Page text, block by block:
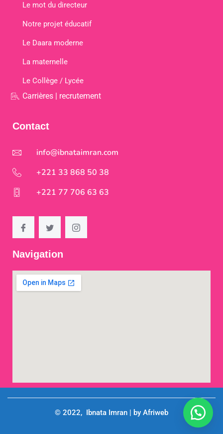
Le mot du directeur
Notre projet éducatif
Le Daara moderne
La maternelle
Le Collège / Lycée
Carrières | recrutement
Contact
info@ibnataimran.com
+221 33 868 50 38
+221 77 706 63 63
Navigation
© 2022, Ibnata Imran | by Afriweb